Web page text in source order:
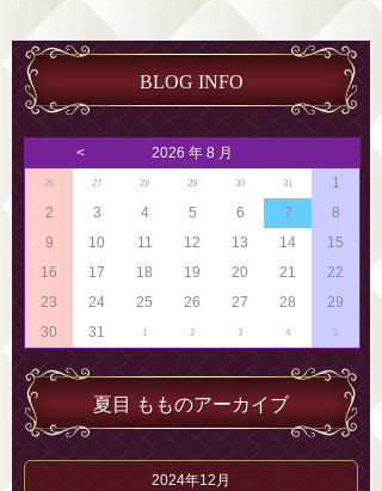
BLOG INFO
< 2026 年 8 月
26 27 28 29 30 31
1
2
3 4 5 6 7
8
9
10 11 12 13 14
15
16
17 18 19 20 21
22
23
24 25 26 27 28
29
30
31 1 2 3 4 5
夏目 もものアーカイブ
2024年12月